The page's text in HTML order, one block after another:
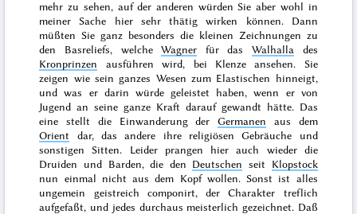
mehr zu sehen, auf der anderen würden Sie aber wohl in
meiner Sache hier sehr thätig wirken können. Dann
müßten Sie ganz besonders die kleinen Zeichnungen zu
den Basreliefs, welcheWagner für dasWalhalla des
Kronprinzen ausführen wird, bei Klenze ansehen. Sie
zeigen wie sein ganzes Wesen zum Elastischen hinneigt,
und was er darin würde geleistet haben, wenn er von
Jugend an seine ganze Kraft darauf gewandt hätte. Das
eine stellt die Einwanderung derGermanen aus dem
Orient dar, das andere ihre religiösen Gebräuche und
sonstigen Sitten. Leider prangen hier auch wieder die
Druiden und Barden, die den Deutschen seit Klopstock
nun einmal nicht aus dem Kopf wollen. Sonst ist alles
ungemein geistreich componirt, der Charakter treflich
aufgefaßt, und jedes durchaus meisterlich gezeichnet. Daß